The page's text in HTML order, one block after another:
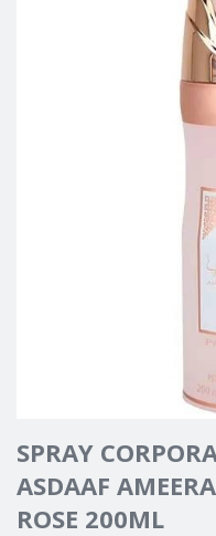
SPRAY
ASDAAF
ROSE 200ML